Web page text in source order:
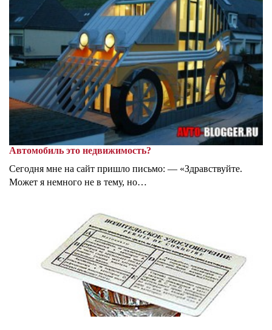
Автомобиль это недвижимость?
Сегодня мне на сайт пришло письмо: — «Здравствуйте.
Может я немного не в тему, но…